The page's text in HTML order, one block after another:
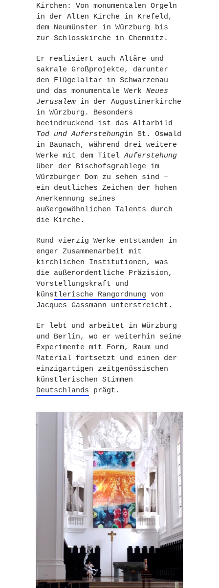
Kirchen: Von monumentalen Orgeln
in der Alten Kirche in Krefeld,
dem Neumünster in Würzburg bis
zur Schlosskirche in Chemnitz .
Er realisiert auch Altäre und
sakrale Großprojekte, darunter
den Flügelaltar in Schwarzenau
und das monumentale Werk Neues
Jerusalem in der Augustinerkirche
in Würzburg. Besonders
beeindruckend ist das Altarbild
Tod und Auferstehungin St. Oswald
in Baunach, während drei weitere
Werke mit dem TitelAuferstehung
über der Bischofsgrablege im
Würzburger Dom zu sehen sind –
ein deutliches Zeichen der hohen
Anerkennung seines
außergewöhnlichen Talents durch
die Kirche.
Rund vierzig Werke entstanden in
enger Zusammenarbeit mit
kirchlichen Institutionen, was
die außerordentliche Präzision,
Vorstellungskraft und
künstlerische Rangordnung von
Jacques Gassmann unterstreicht.
Er lebt und arbeitet in Würzburg
und Berlin, wo er weiterhin seine
Experimente mit Form, Raum und
Material fortsetzt und einen der
einzigartigen zeitgenössischen
künstlerischen Stimmen
Deutschlands prägt.